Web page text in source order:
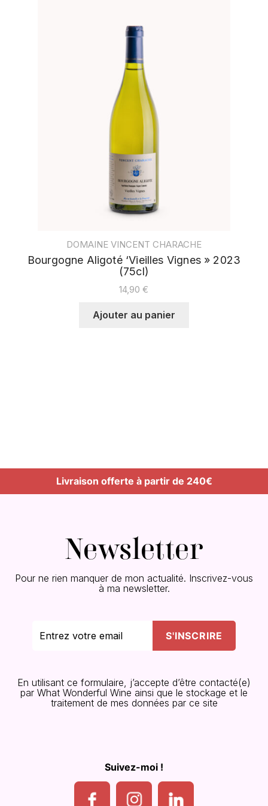
DOMAINE VINCENT CHARACHE
Bourgogne Aligoté ‘Vieilles Vignes » 2023
(75cl)
14,90€
Ajouter au panier
Livraison offerte à partir de 240€
Newsletter
Pour ne rien manquer de mon actualité. Inscrivez-vous
à ma newsletter.
En utilisant ce formulaire, j’accepte d’être contacté(e)
par What Wonderful Wine ainsi que le stockage et le
traitement de mes données par ce site
Suivez-moi !